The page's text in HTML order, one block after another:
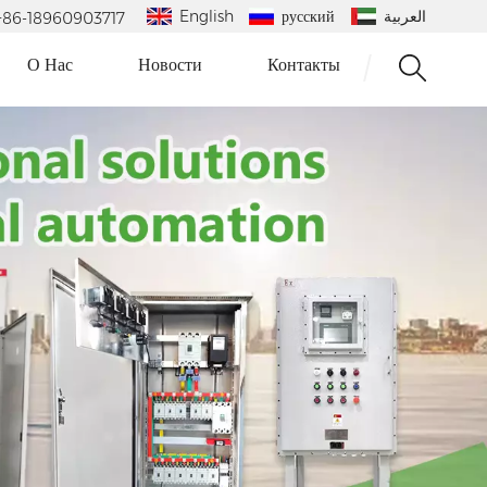
English русский العربية 18960903717
О Нас Новости Контакты